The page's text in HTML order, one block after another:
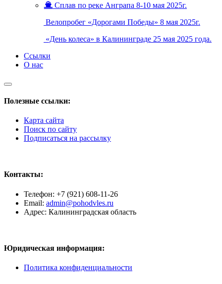
Сплав по реке Анграпа 8-10 мая 2025г.
Велопробег «Дорогами Победы» 8 мая 2025г.
«День колеса» в Калининграде 25 мая 2025 года.
Ссылки
О нас
Полезные ссылки:
Карта сайта
Поиск по сайту
Подписаться на рассылку
Контакты:
Телефон: +7 (921) 608-11-26
Email: admin@pohodvles.ru
Адрес: Калининградская область
Юридическая информация:
Политика конфиденциальности